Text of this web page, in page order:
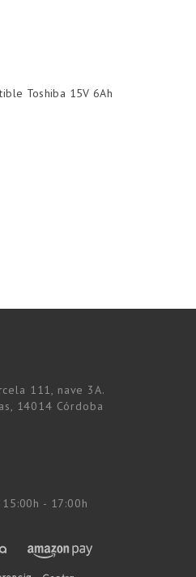
Toshiba 15V 6Ah
111, nave 3A.
14014 Córdoba
- 17:00h